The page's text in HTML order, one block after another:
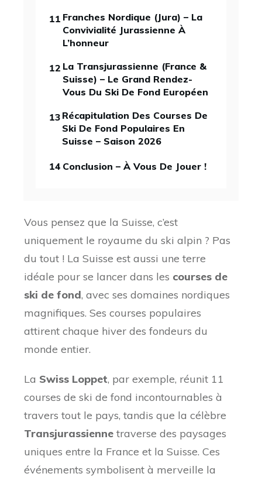
11 Franches Nordique (Jura) – La
Convivialité Jurassienne À
L’honneur
12 La Transjurassienne (France &
Suisse) – Le Grand Rendez-
Vous Du Ski De Fond Européen
13 Récapitulation Des Courses De
Ski De Fond Populaires En
Suisse – Saison 2026
14 Conclusion – À Vous De Jouer !
Vous pensez que la Suisse, c’est
uniquement le royaume du ski alpin ? Pas
du tout ! La Suisse est aussi une terre
idéale pour se lancer dans les courses de
ski de fond, avec ses domaines nordiques
magnifiques. Ses courses populaires
attirent chaque hiver des fondeurs du
monde entier.
La Swiss Loppet, par exemple, réunit 11
courses de ski de fond incontournables à
travers tout le pays, tandis que la célèbre
Transjurassienne traverse des paysages
uniques entre la France et la Suisse. Ces
événements symbolisent à merveille la